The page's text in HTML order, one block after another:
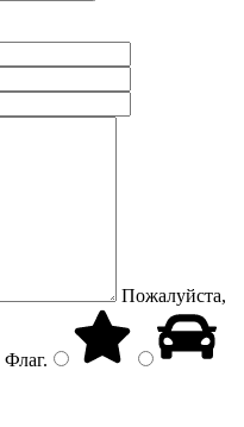
Пожалуйста,
Флаг.